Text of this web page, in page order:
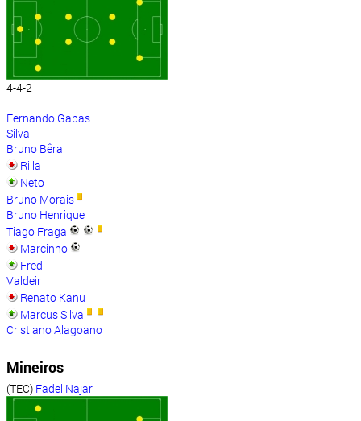
4-4-2
Fernando Gabas
Silva
Bruno Bêra
Rilla
Neto
Bruno Morais
Bruno Henrique
Tiago Fraga
Marcinho
Fred
Valdeir
Renato Kanu
Marcus Silva
Cristiano Alagoano
Mineiros
(TEC) Fadel Najar